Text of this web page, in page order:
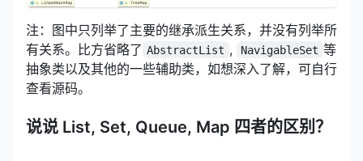
注：图中只列举了主要的继承派生关系，并没有列举所
有关系。比方省略了 AbstractList , NavigableSet 等
抽象类以及其他的一些辅助类，如想深入了解，可自行
查看源码。
说说 List, Set, Queue, Map 四者的区别？